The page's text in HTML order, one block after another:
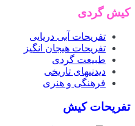
کیش گردی
تفریحات آبی دریایی
تفریحات هیجان انگیز
طبیعت گردی
دیدنیهای تاریخی
فرهنگی و هنری
تفریحات کیش